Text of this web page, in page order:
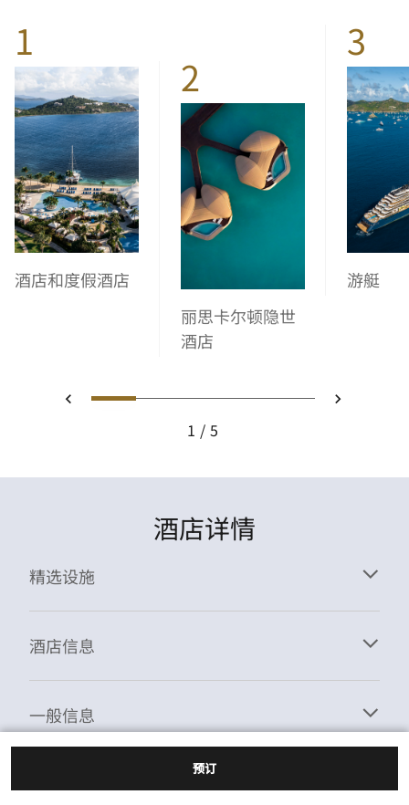
预订
1
酒店和度假酒店
2
丽思卡尔顿隐世
酒店
3
游艇
上一页
1 2 3 4 5 下一页
1 5
酒店详情
精选设施
酒店信息
一般信息